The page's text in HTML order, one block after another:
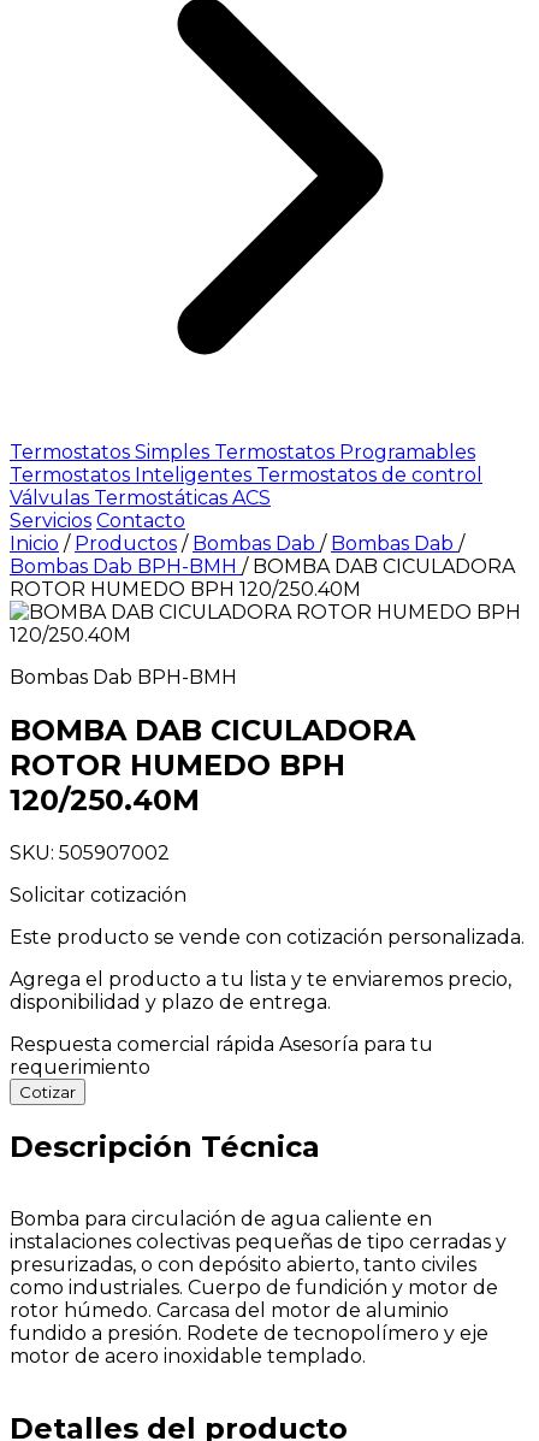
Termostatos Simples Termostatos Programables
Termostatos Inteligentes Termostatos de control
Válvulas Termostáticas ACS
Servicios Contacto
Inicio / Productos / Bombas Dab / Bombas Dab /
Bombas Dab BPH-BMH / BOMBA DAB CICULADORA
ROTOR HUMEDO BPH 120/250.40M
Bombas Dab BPH-BMH
BOMBA DAB CICULADORA
ROTOR HUMEDO BPH
120/250.40M
SKU: 505907002
Solicitar cotización
Este producto se vende con cotización personalizada.
Agrega el producto a tu lista y te enviaremos precio,
disponibilidad y plazo de entrega.
Respuesta comercial rápida Asesoría para tu
requerimiento
Cotizar
Descripción Técnica
Bomba para circulación de agua caliente en
instalaciones colectivas pequeñas de tipo cerradas y
presurizadas, o con depósito abierto, tanto civiles
como industriales. Cuerpo de fundición y motor de
rotor húmedo. Carcasa del motor de aluminio
fundido a presión. Rodete de tecnopolímero y eje
motor de acero inoxidable templado.
Detalles del producto